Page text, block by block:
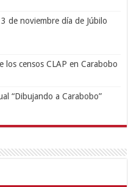
de noviembre día de Júbilo
los censos CLAP en Carabobo
“Dibujando a Carabobo”